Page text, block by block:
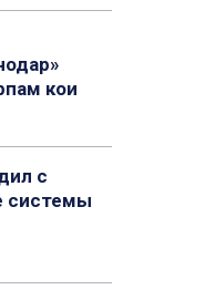
кои
с
системы